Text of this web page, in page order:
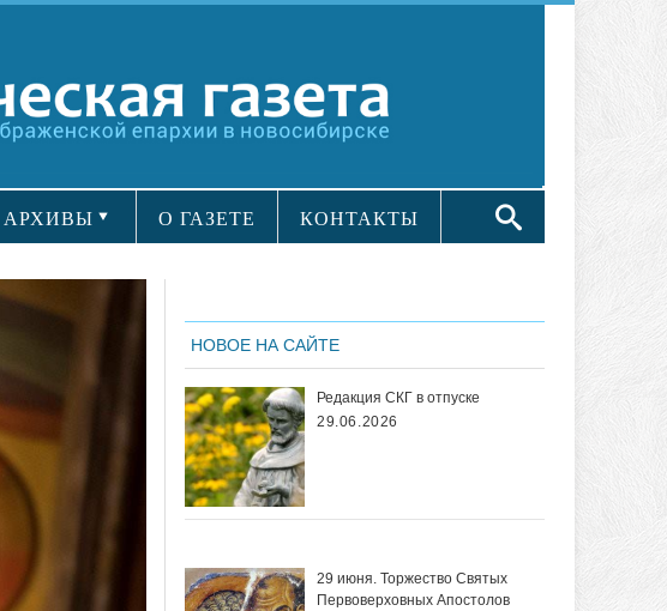
АРХИВЫ О ГАЗЕТЕ КОНТАКТЫ
НОВОЕ НА САЙТЕ
Редакция СКГ в отпуске
29.06.2026
29 июня. Торжество Святых
Первоверховных Апостолов